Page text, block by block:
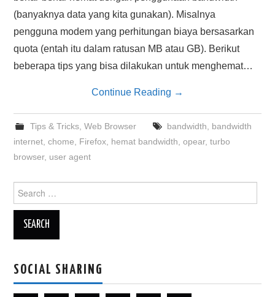
(banyaknya data yang kita gunakan). Misalnya
pengguna modem yang perhitungan biaya bersasarkan
quota (entah itu dalam ratusan MB atau GB). Berikut
beberapa tips yang bisa dilakukan untuk menghemat…
Continue Reading →
Tips & Tricks, Web Browser bandwidth
bandwidth
internet ,chome Firefox hemat bandwidth ,opear,turbo
browser, user agent
for:
SOCIAL SHARING